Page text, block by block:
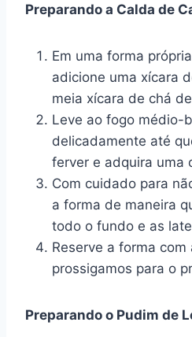
Preparando a Calda de
Em uma forma
adicione uma xícara
meia xícara de chá
Leve ao fogo médio-
delicadamente até
ferver e adquira uma
Com cuidado para
a forma de maneira
todo o fundo e as
Reserve a forma com
prossigamos para o
Preparando o Pudim de